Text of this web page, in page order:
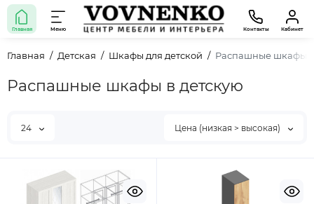
Главная Меню Контакты Кабинет
Главная Детская Шкафы для детской Распашные шкафы в
Распашные шкафы в детскую
24 Цена (низкая > высокая)